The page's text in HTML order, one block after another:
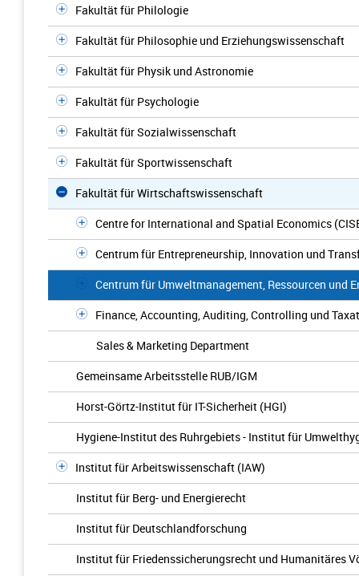
Fakultät für Philologie
Fakultät für Philosophie und Erziehungswissenschaft
Fakultät für Physik und Astronomie
Fakultät für Psychologie
Fakultät für Sozialwissenschaft
Fakultät für Sportwissenschaft
Fakultät für Wirtschaftswissenschaft
Centre for International and Spatial Economics
Centrum für Entrepreneurship, Innovation und
Centrum für Umweltmanagement, Ressourcen und
Finance, Accounting, Auditing, Controlling und
Sales & Marketing Department
Gemeinsame Arbeitsstelle RUB/IGM
Horst-Görtz-Institut für IT-Sicherheit (HGI)
Hygiene-Institut des Ruhrgebiets - Institut für
Institut für Arbeitswissenschaft (IAW)
Institut für Berg- und Energierecht
Institut für Deutschlandforschung
Institut für Friedenssicherungsrecht und Humanitäres